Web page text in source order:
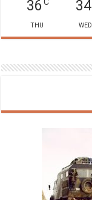
34
WED
36
THU